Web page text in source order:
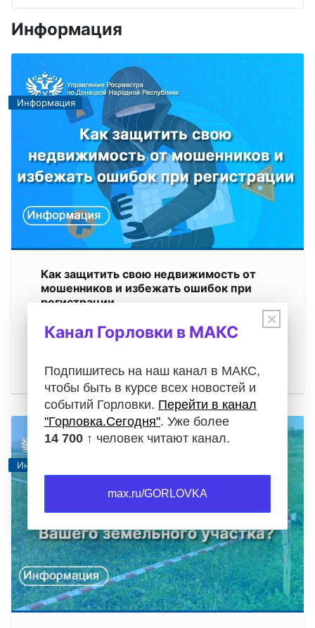
Информация
Информация
Как защитить свою недвижимость от
мошенников и избежать ошибок при
регистрации
Операции с недвижимостью требуют особой
при покупке квартиры, регистрация…
Информация
×
Канал Горловки в МАКС
Подпишитесь на наш канал в МАКС,
чтобы быть в курсе всех новостей и
событий Горловки. Перейти в канал
"Горловка.Сегодня". Уже более
14 700 ↑ человек читают канал.
max.ru/GORLOVKA